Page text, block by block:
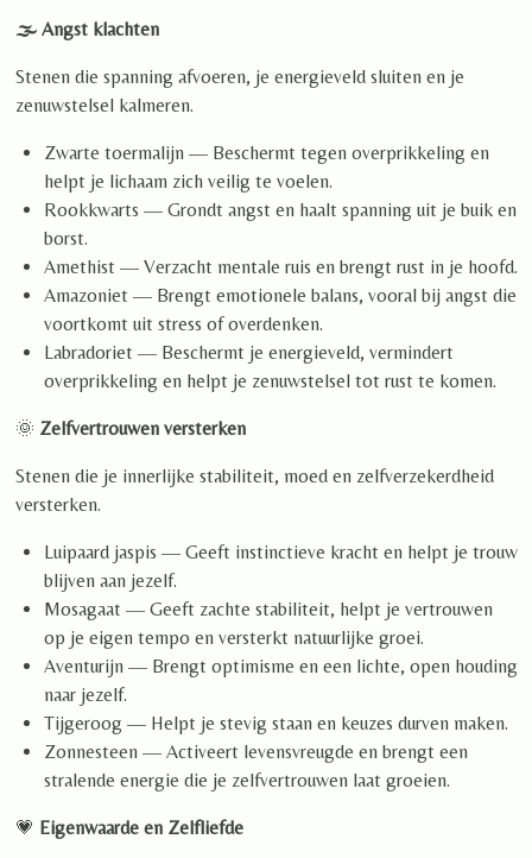
🌫️ Angst klachten
Stenen die spanning afvoeren, je energieveld sluiten en je
zenuwstelsel kalmeren.
Zwarte toermalijn — Beschermt tegen overprikkeling en
helpt je lichaam zich veilig te voelen.
Rookkwarts — Grondt angst en haalt spanning uit je buik en
borst.
Amethist — Verzacht mentale ruis en brengt rust in je hoofd.
Amazoniet — Brengt emotionele balans, vooral bij angst die
voortkomt uit stress of overdenken.
Labradoriet — Beschermt je energieveld, vermindert
overprikkeling en helpt je zenuwstelsel tot rust te komen.
🌞 Zelfvertrouwen versterken
Stenen die je innerlijke stabiliteit, moed en zelfverzekerdheid
versterken.
Luipaard jaspis — Geeft instinctieve kracht en helpt je trouw
blijven aan jezelf.
Mosagaat — Geeft zachte stabiliteit, helpt je vertrouwen
op je eigen tempo en versterkt natuurlijke groei.
Aventurijn — Brengt optimisme en een lichte, open houding
naar jezelf.
Tijgeroog — Helpt je stevig staan en keuzes durven maken.
Zonnesteen — Activeert levensvreugde en brengt een
stralende energie die je zelfvertrouwen laat groeien.
💗 Eigenwaarde en Zelfliefde